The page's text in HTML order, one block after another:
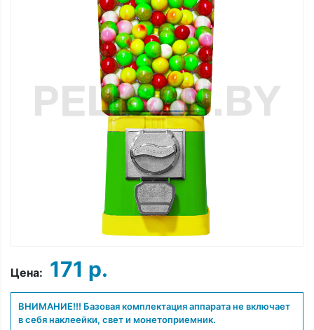
Цена: 171 р.
ВНИМАНИЕ!!! Базовая комплектация аппарата не включает
в себя наклеейки, свет и монетоприемник.